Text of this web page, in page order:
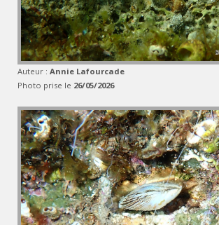
Auteur : Annie Lafourcade
Photo prise le 26/05/2026